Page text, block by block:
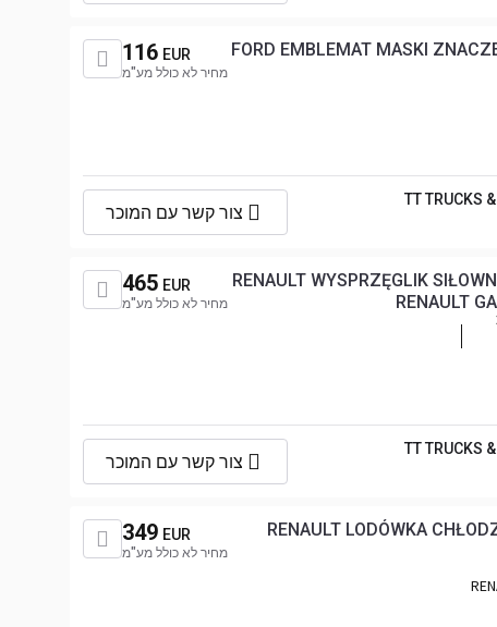
FORD EMBLEMAT MASKI
116 EUR
מחיר לא כולל מע"מ
TT TRUCKS
צור קשר עם המוכר
RENAULT WYSPRZĘGLIK
RENAULT
465 EUR
מחיר לא כולל מע"מ
TT TRUCKS
צור קשר עם המוכר
RENAULT LODÓWKA
349 EUR
מחיר לא כולל מע"מ